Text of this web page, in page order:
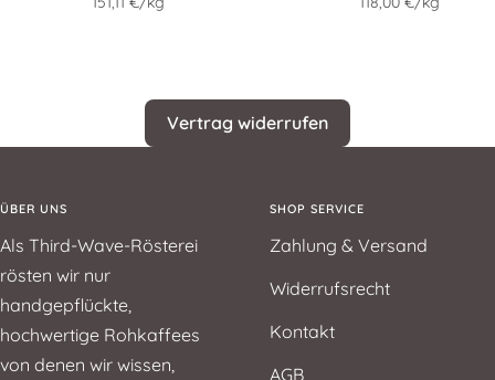
Vertrag widerrufen
ÜBER UNS
Als Third-Wave-Rösterei
rösten wir nur
handgepflückte,
hochwertige Rohkaffees
von denen wir wissen,
SHOP SERVICE
Zahlung & Versand
Widerrufsrecht
Kontakt
AGB